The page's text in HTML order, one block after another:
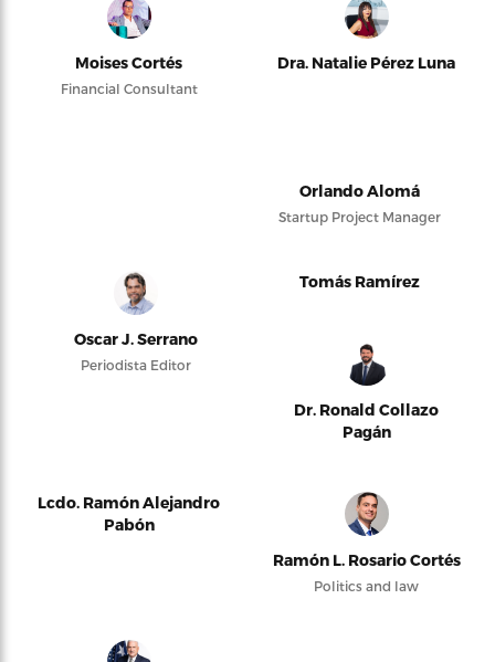
Moises Cortés
Financial Consultant
Dra. Natalie Pérez Luna
Orlando Alomá
Startup Project Manager
Oscar J. Serrano
Periodista Editor
Tomás Ramírez
Dr. Ronald Collazo
Pagán
Lcdo. Ramón Alejandro
Pabón
Ramón L. Rosario Cortés
Politics and law